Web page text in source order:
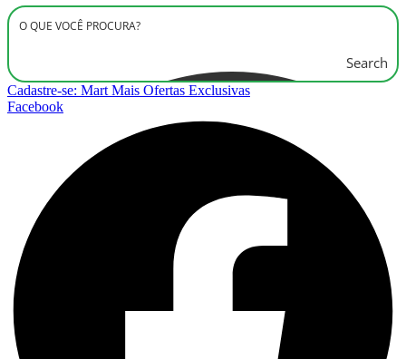
Search
Cadastre-se: Mart Mais Ofertas Exclusivas
Facebook